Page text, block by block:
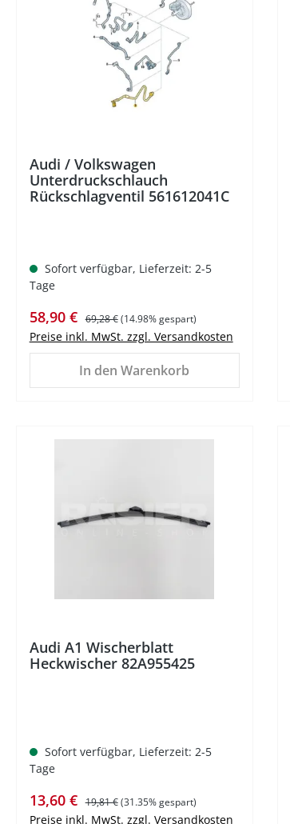
Audi / Volkswagen
Unterdruckschlauch
Rückschlagventil 561612041C
Sofort verfügbar, Lieferzeit: 2-5
Tage
Verkaufspreis:
58,90 € Regulärer Preis:
69,28 €(14.98% gespart)
Preise inkl. MwSt. zzgl. Versandkosten
In den Warenkorb
Audi A1 Wischerblatt
Heckwischer 82A955425
Sofort verfügbar, Lieferzeit: 2-5
Tage
Verkaufspreis:
13,60 € Regulärer Preis:
19,81 €(31.35% gespart)
Preise inkl. MwSt. zzgl. Versandkosten